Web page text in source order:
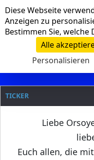
Navigation
Clanname
TICKER
Liebe
Euch allen, die
Cookie-Einstellungen
Diese Webseite
Anzeigen zu
Bestimmen Sie,
Alle
Personalisieren